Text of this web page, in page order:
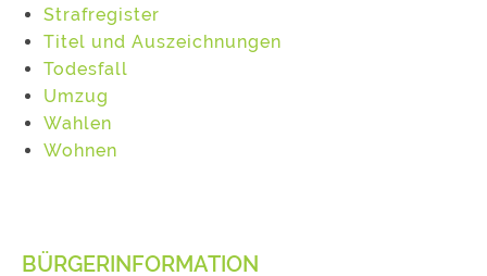
Strafregister
Titel und Auszeichnungen
Todesfall
Umzug
Wahlen
Wohnen
BÜRGERINFORMATION